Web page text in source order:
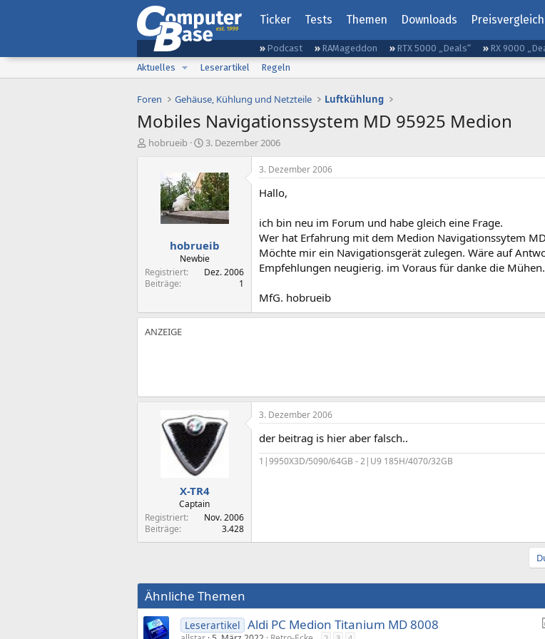
Ticker Tests Themen Downloads Preisvergleich
Podcast RAMageddon RTX 5000 „Deals“ RX 9000
Aktuelles
Leserartikel Regeln
Foren Gehäuse, Kühlung und Netzteile Luftkühlung
Mobiles Navigationssystem MD 95925 Medion
E
hobrueib
E
t
e
l
l
a
m
3. Dezember 2006
hobrueib
Newbie
Registriert
Dez. 2006
Beiträge
1
3. Dezember 2006
Hallo,
ich bin neu im Forum und habe gleich eine Frage.
Wer hat Erfahrung mit dem Medion Navigationssytem
Möchte mir ein Navigationsgerät zulegen. Wäre auf
Empfehlungen neugierig. im Voraus für danke die Mühen.
MfG. hobrueib
X-TR4
Captain
Registriert
Nov. 2006
Beiträge
3.428
3. Dezember 2006
der beitrag is hier aber falsch..
1|9950X3D/5090/64GB - 2|U9 185H/4070/32GB
Ähnliche Themen
Leserartikel Aldi PC Medion Titanium MD 8008